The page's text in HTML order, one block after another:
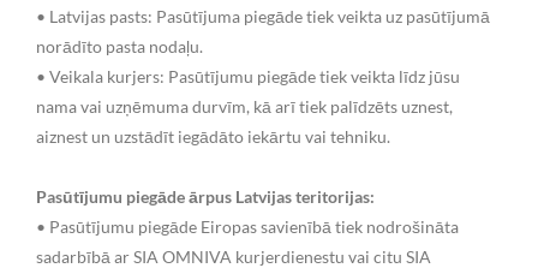
• Latvijas pasts: Pasūtījuma piegāde tiek veikta uz pasūtījumā
norādīto pasta nodaļu.
• Veikala kurjers: Pasūtījumu piegāde tiek veikta līdz jūsu
nama vai uzņēmuma durvīm, kā arī tiek palīdzēts uznest,
aiznest un uzstādīt iegādāto iekārtu vai tehniku.
Pasūtījumu piegāde ārpus Latvijas teritorijas:
• Pasūtījumu piegāde Eiropas savienībā tiek nodrošināta
sadarbībā ar SIA OMNIVA kurjerdienestu vai citu SIA